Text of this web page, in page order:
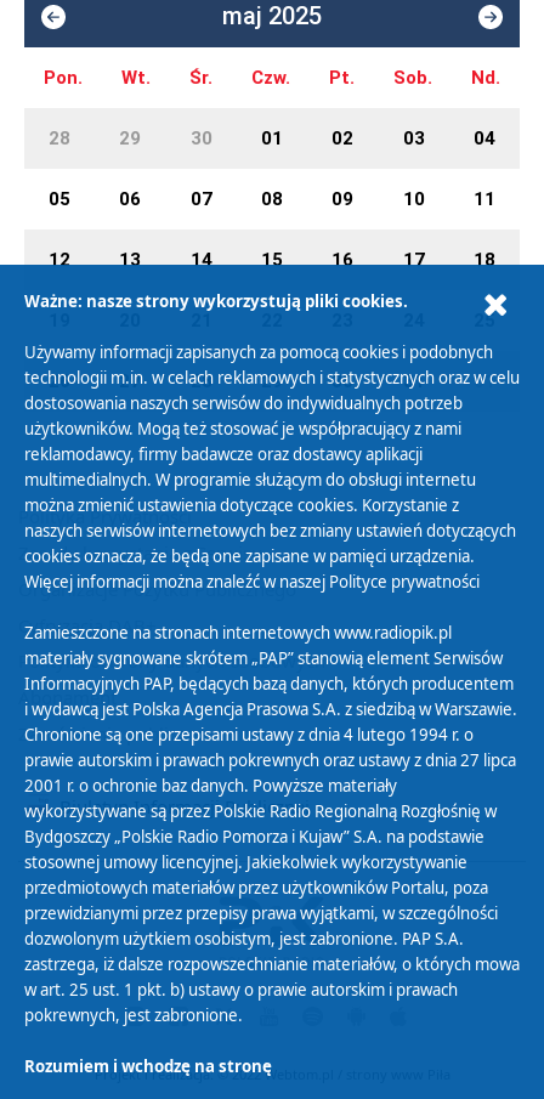
maj 2025
Pon. Wt. Śr. Czw. Pt. Sob. Nd.
28 29 30 01 02 03 04
05 06 07 08 09 10 11
12 13 14 15 16 17 18
25
26 27 28 29 30 31 01
Polityka Prywatności
Zasady korzystania z Serwisu
Organizacje Pożytku Publicznego
Cyfryzacja DAB+
Polityka ochrony danych osobowych
Abonament
Zamówienia publiczne
Biuletyn Informacji Publicznej
Projekt i realizacja: © 2022Webtom.pl
Ważne: nasze strony wykorzystują pliki cookies.
Używamy informacji zapisanych za pomocą cookies i podobnych
technologii m.in. w celach reklamowych i statystycznych oraz w celu
dostosowania naszych serwisów do indywidualnych potrzeb
użytkowników. Mogą też stosować je współpracujący z nami
reklamodawcy, firmy badawcze oraz dostawcy aplikacji
multimedialnych. W programie służącym do obsługi internetu
można zmienić ustawienia dotyczące cookies. Korzystanie z
naszych serwisów internetowych bez zmiany ustawień dotyczących
cookies oznacza, że będą one zapisane w pamięci urządzenia.
Więcej informacji można znaleźć w naszej Polityce prywatności
Zamieszczone na stronach internetowych www.radiopik.pl
materiały sygnowane skrótem „PAP” stanowią element Serwisów
Informacyjnych PAP, będących bazą danych, których producentem
i wydawcą jest Polska Agencja Prasowa S.A. z siedzibą w Warszawie.
Chronione są one przepisami ustawy z dnia 4 lutego 1994 r. o
prawie autorskim i prawach pokrewnych oraz ustawy z dnia 27 lipca
2001 r. o ochronie baz danych. Powyższe materiały
wykorzystywane są przez Polskie Radio Regionalną Rozgłośnię w
Bydgoszczy „Polskie Radio Pomorza i Kujaw” S.A. na podstawie
stosownej umowy licencyjnej. Jakiekolwiek wykorzystywanie
przedmiotowych materiałów przez użytkowników Portalu, poza
przewidzianymi przez przepisy prawa wyjątkami, w szczególności
dozwolonym użytkiem osobistym, jest zabronione. PAP S.A.
zastrzega, iż dalsze rozpowszechnianie materiałów, o których mowa
w art. 25 ust. 1 pkt. b) ustawy o prawie autorskim i prawach
pokrewnych, jest zabronione.
Rozumiem i wchodzę na stronę